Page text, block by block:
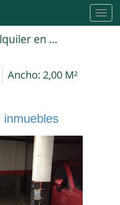
Plaza de garaje en Alquiler en Barcelona en SAGRADA FAMILIA Hipolit Lazaro
Ancho: 2,00 M²